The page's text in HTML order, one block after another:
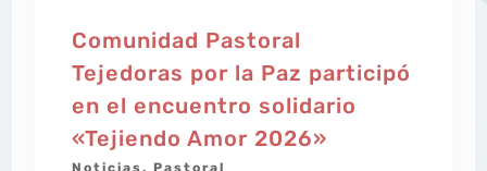
Comunidad Pastoral
Tejedoras por la Paz participó
en el encuentro solidario
«Tejiendo Amor 2026»
Noticias,Pastoral